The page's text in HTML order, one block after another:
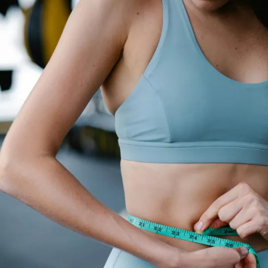
αντιμετωπίζει την ίνωση.
Θα πρέπει να δώσουμε προτεραιότητα σε μια ποικίλη,
χαμηλή σε τοξίνες διατροφή, πλούσια σε αντιοξειδωτικά
και άπαχες πρωτεΐνες, για να διατηρήσετε την
ελαστικότητα του δέρματος και έτσι να υποστηρίξετε την
υγιή κυκλοφορία του αίματος…
Κρυμμένο αλάτι
Το νάτριο, δηλ. το αλάτι, είναι ο κύριος ένοχος πίσω από
το οιδηματώδες συστατικό της κυτταρίτιδας.
Κατακρατώντας νερό στους ενδιάμεσους ιστούς, αυξάνει
την εσωτερική πίεση και προκαλεί την άνοδο των
λιπαρών αποθέσεων στην επιφάνεια.
Το συνηθισμένο λάθος δεν είναι τόσο το επιτραπέζιο αλάτι
όσο το «κρυμμένο» νάτριο στα υπερεπεξεργασμένα
τρόφιμα, ή τους κύβους ζωμού, τρόφιμα που προκαλούν